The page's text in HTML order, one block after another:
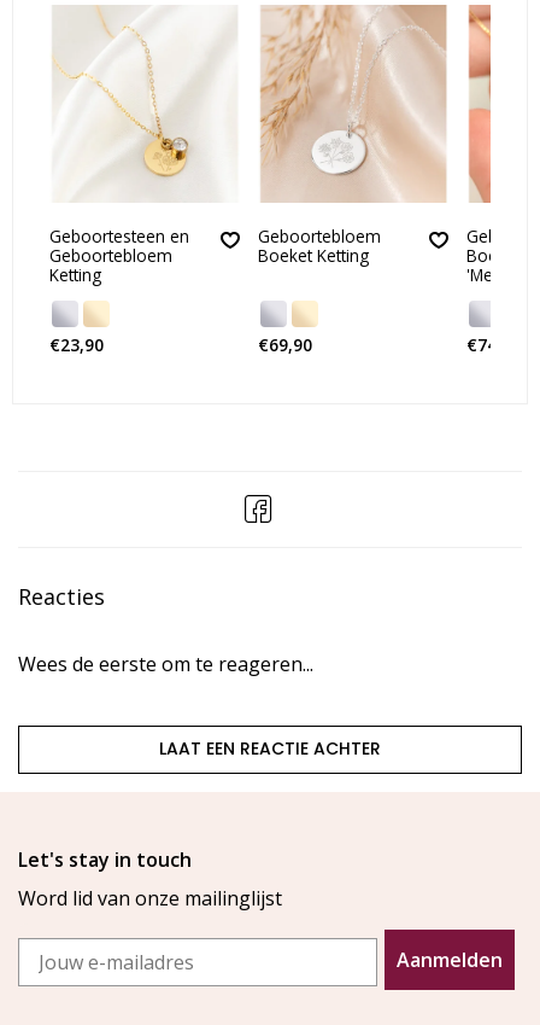
Geboortesteen en
Geboortebloem
Ketting
€23,90
Geboortebloem
Boeket Ketting
€69,90
Boeket
€74,90
Reacties
Wees de eerste om te reageren...
LAAT EEN REACTIE ACHTER
Let's stay in touch
Word lid van onze mailinglijst
Email
Aanmelden